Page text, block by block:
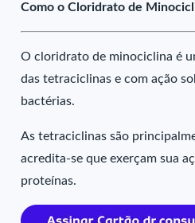
Como o Cloridrato de
O cloridrato de minociclina é
das tetraciclinas e com ação
bactérias.
As tetraciclinas são
acredita-se que exerçam sua
proteínas.